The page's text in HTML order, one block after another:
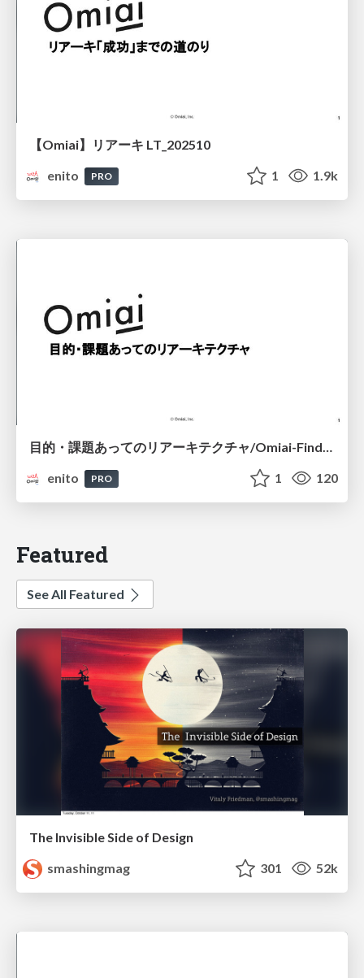
【Omiai】リアーキ LT_202510
enito
PRO 1 1.9k
目的・課題あってのリアーキテクチャ/Omiai-Findy-LT
enito
PRO 1 120
Featured
See All Featured
The Invisible Side of Design
smashingmag
301 52k